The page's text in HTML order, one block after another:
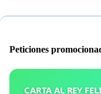
Peticiones
CARTA AL REY